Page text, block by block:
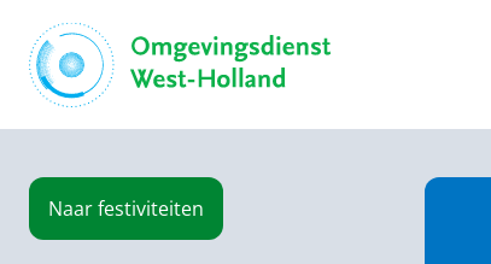
Naarfestiviteiten